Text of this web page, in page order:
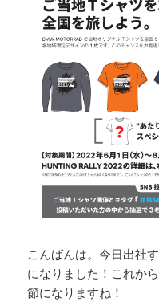
こんばんは。今日出社
になりました！これか
節になりますね！